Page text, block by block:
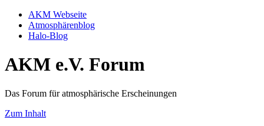
AKM Webseite
Atmosphärenblog
Halo-Blog
AKM e.V. Forum
Das Forum für atmosphärische Erscheinungen
Zum Inhalt